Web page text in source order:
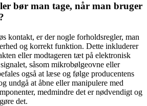
bør man tage, når man bruger
kontakt, er der nogle forholdsregler, man
og korrekt funktion. Dette inkluderer
eller modtageren tæt på elektronisk
såsom mikrobølgeovne eller
også at læse og følge producentens
undgå at åbne eller manipulere med
medmindre det er nødvendigt og
det.